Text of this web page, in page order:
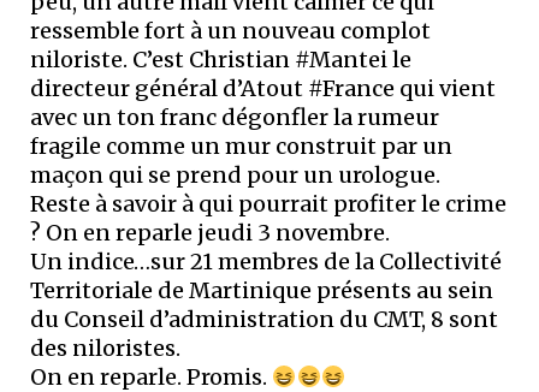
ressemble fort à un nouveau complot
niloriste. C’est Christian #Mantei le
directeur général d’Atout #France qui vient
avec un ton franc dégonfler la rumeur
fragile comme un mur construit par un
maçon qui se prend pour un urologue.
Reste à savoir à qui pourrait profiter le crime
? On en reparle jeudi 3 novembre.
Un indice…sur 21 membres de la Collectivité
Territoriale de Martinique présents au sein
du Conseil d’administration du CMT, 8 sont
des niloristes.
On en reparle. Promis.